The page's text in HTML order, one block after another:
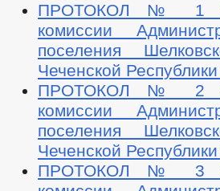
ПРОТОКОЛ № 1
комиссии
поселения
Чеченской
ПРОТОКОЛ № 2
комиссии
поселения
Чеченской
ПРОТОКОЛ № 3